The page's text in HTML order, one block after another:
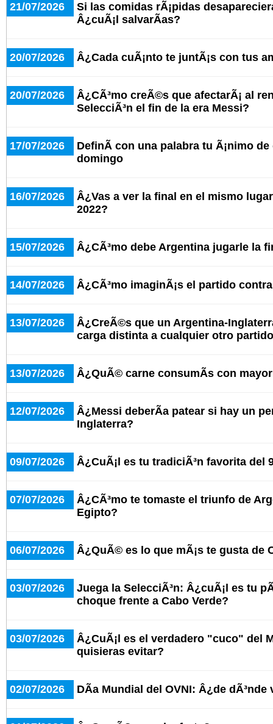
21/07/2026
Si las comidas rÃ¡pidas
Â¿cuÃ¡l salvarÃ­as?
20/07/2026 Â¿Cada cuÃ¡nto te juntÃ¡s con tus
20/07/2026
Â¿CÃ³mo creÃ©s que afectarÃ¡ al
SelecciÃ³n el fin de la era Messi?
17/07/2026
DefinÃ­ con una palabra tu Ã¡nimo
domingo
16/07/2026
Â¿Vas a ver la final en el mismo
2022?
15/07/2026 Â¿CÃ³mo debe Argentina jugarle la
14/07/2026 Â¿CÃ³mo imaginÃ¡s el partido
13/07/2026
Â¿CreÃ©s que un Argentina-
carga distinta a cualquier otro
13/07/2026 Â¿QuÃ© carne consumÃ­s con
12/07/2026
Â¿Messi deberÃ­a patear si hay un
Inglaterra?
09/07/2026 Â¿CuÃ¡l es tu tradiciÃ³n favorita del
07/07/2026
Â¿CÃ³mo te tomaste el triunfo de
Egipto?
06/07/2026 Â¿QuÃ© es lo que mÃ¡s te gusta de
03/07/2026
Juega la SelecciÃ³n: Â¿cuÃ¡l es tu
choque frente a Cabo Verde?
03/07/2026
Â¿CuÃ¡l es el verdadero "cuco" del
quisieras evitar?
02/07/2026 DÃ­a Mundial del OVNI: Â¿de dÃ³nde